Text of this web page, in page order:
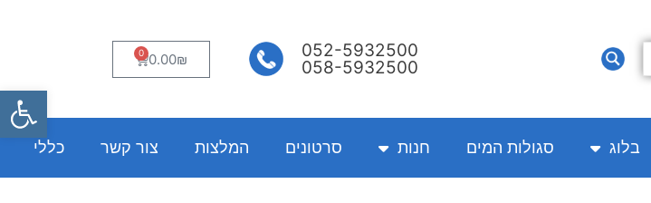
052-5932500
058-5932500
0.00₪
0
עגלת
קניות
בלוג סגולות המים חנות סרטונים המלצות צור קשר כללי